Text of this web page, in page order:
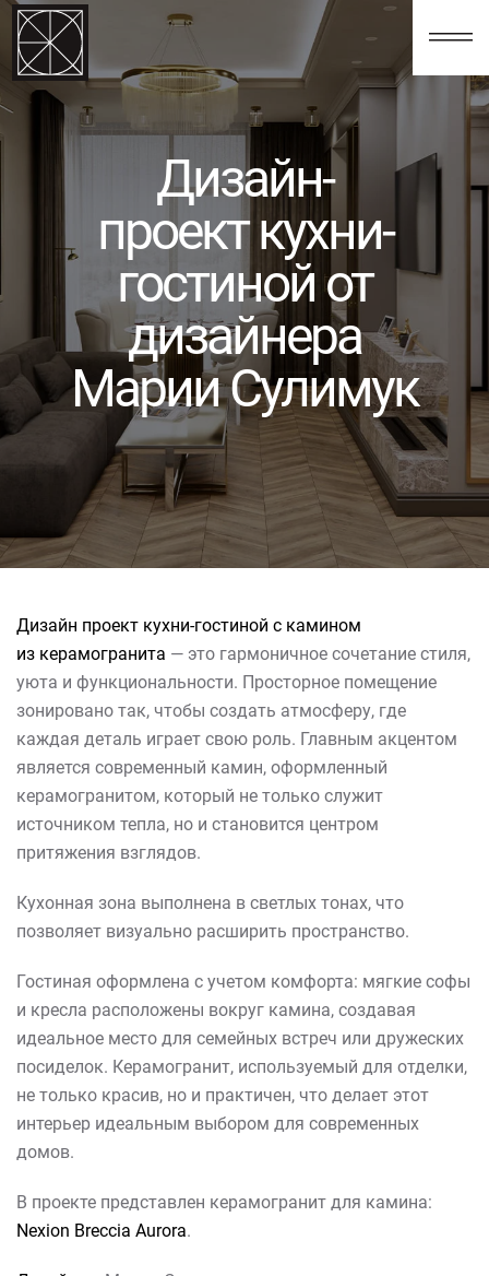
123
Дизайн-
проект кухни-
гостиной от
дизайнера
Марии Сулимук
Дизайн проект кухни-гостиной с камином
из керамогранита — это гармоничное сочетание стиля,
уюта и функциональности. Просторное помещение
зонировано так, чтобы создать атмосферу, где
каждая деталь играет свою роль. Главным акцентом
является современный камин, оформленный
керамогранитом, который не только служит
источником тепла, но и становится центром
притяжения взглядов.
Кухонная зона выполнена в светлых тонах, что
позволяет визуально расширить пространство.
Гостиная оформлена с учетом комфорта: мягкие софы
и кресла расположены вокруг камина, создавая
идеальное место для семейных встреч или дружеских
посиделок. Керамогранит, используемый для отделки,
не только красив, но и практичен, что делает этот
интерьер идеальным выбором для современных
домов.
В проекте представлен керамогранит для камина:
Nexion Breccia Aurora.